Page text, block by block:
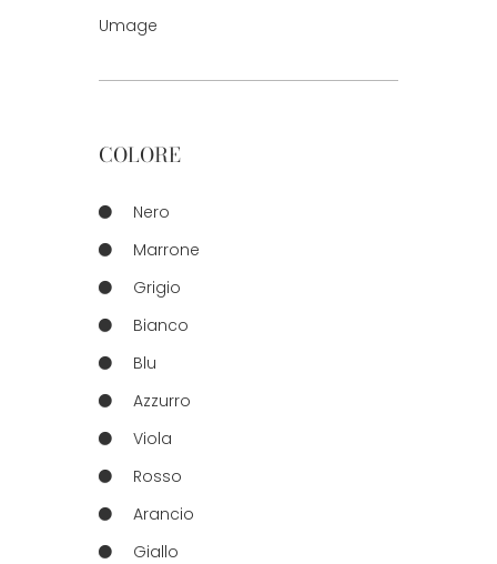
Umage
COLORE
Nero
Marrone
Grigio
Bianco
Blu
Azzurro
Viola
Rosso
Arancio
Giallo